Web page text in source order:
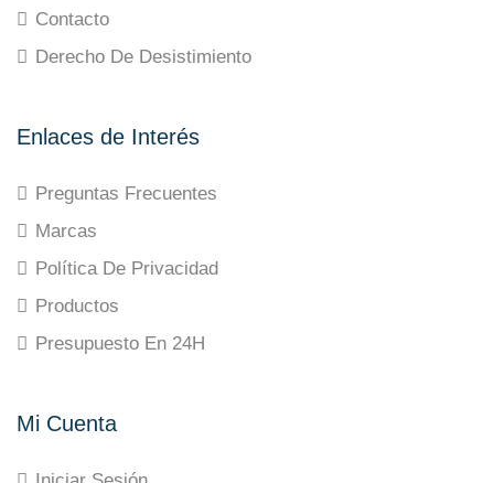
Contacto
Derecho De Desistimiento
Enlaces de Interés
Preguntas Frecuentes
Marcas
Política De Privacidad
Productos
Presupuesto En 24H
Mi Cuenta